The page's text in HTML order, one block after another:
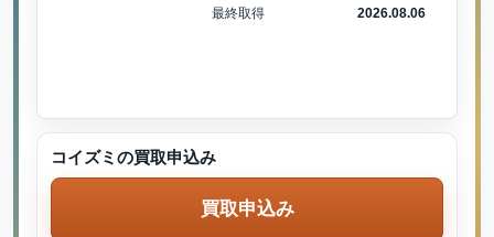
最終取得 2026.08.06
コイズミの買取申込み
買取申込み